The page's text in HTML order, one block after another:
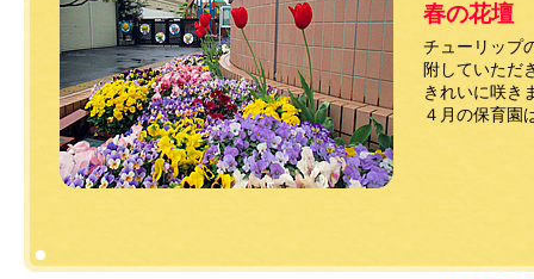
春の花壇
チューリップ
附していただ
きれいに咲き
４月の保育園